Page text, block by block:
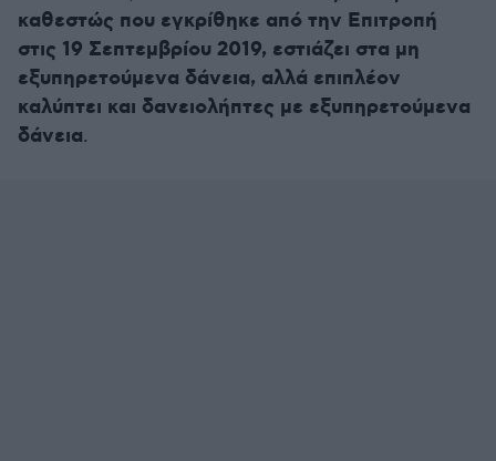
καθεστώς που εγκρίθηκε από την Επιτροπή
στις 19 Σεπτεμβρίου 2019, εστιάζει στα μη
εξυπηρετούμενα δάνεια, αλλά επιπλέον
καλύπτει και δανειολήπτες με εξυπηρετούμενα
δάνεια.